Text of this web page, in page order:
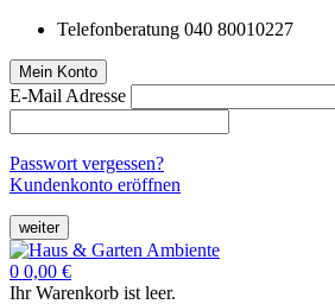
Telefonberatung 040 80010227
Mein Konto
E-Mail Adresse
Passwort vergessen?
Kundenkonto eröffnen
weiter
0 0,00 €
Ihr Warenkorb ist leer.